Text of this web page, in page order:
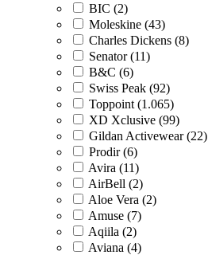
BIC (2)
Moleskine (43)
Charles Dickens (8)
Senator (11)
B&C (6)
Swiss Peak (92)
Toppoint (1.065)
XD Xclusive (99)
Gildan Activewear (22)
Prodir (6)
Avira (11)
AirBell (2)
Aloe Vera (2)
Amuse (7)
Aqiila (2)
Aviana (4)